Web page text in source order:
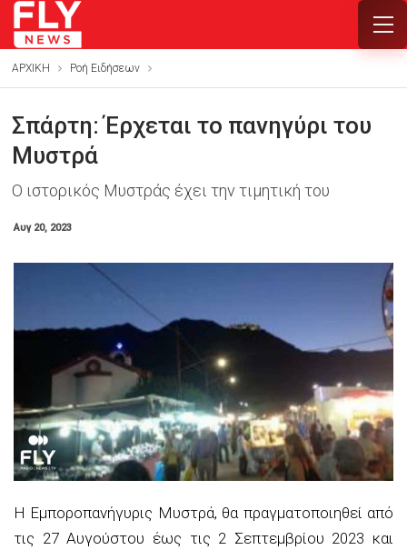
ΑΡΧΙΚΗ Ροή Ειδήσεων
Σπάρτη: Έρχεται το πανηγύρι του
Μυστρά
Ο ιστορικός Μυστράς έχει την τιμητική του
Αυγ 20, 2023
Η Εμποροπανήγυρις Μυστρά, θα πραγματοποιηθεί από
τις 27 Αυγούστου έως τις 2 Σεπτεμβρίου 2023 και